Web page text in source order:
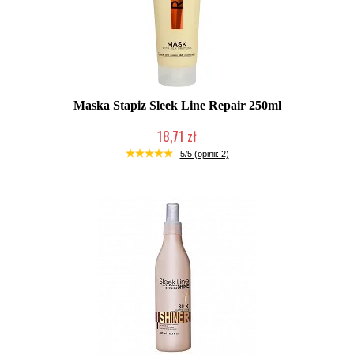
Maska Stapiz Sleek Line Repair 250ml
18,71 zł
Duża ilość (wysyłka w 24h)
5/5 (opinii: 2)